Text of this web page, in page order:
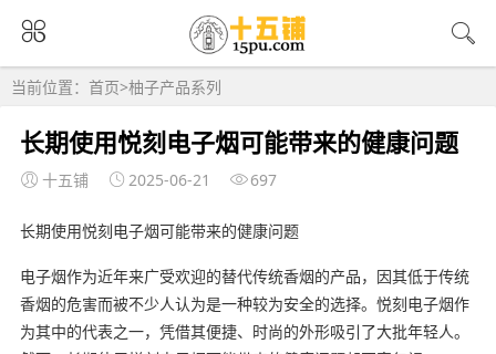
当前位置： 首页>柚子产品系列
长期使用悦刻电子烟可能带来的健康问题
十五铺 2025-06-21 697
长期使用悦刻电子烟可能带来的健康问题
电子烟作为近年来广受欢迎的替代传统香烟的产品，因其低于传统
香烟的危害而被不少人认为是一种较为安全的选择。悦刻电子烟作
为其中的代表之一，凭借其便捷、时尚的外形吸引了大批年轻人。